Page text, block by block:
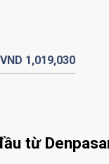
VND 1,019,030
từ